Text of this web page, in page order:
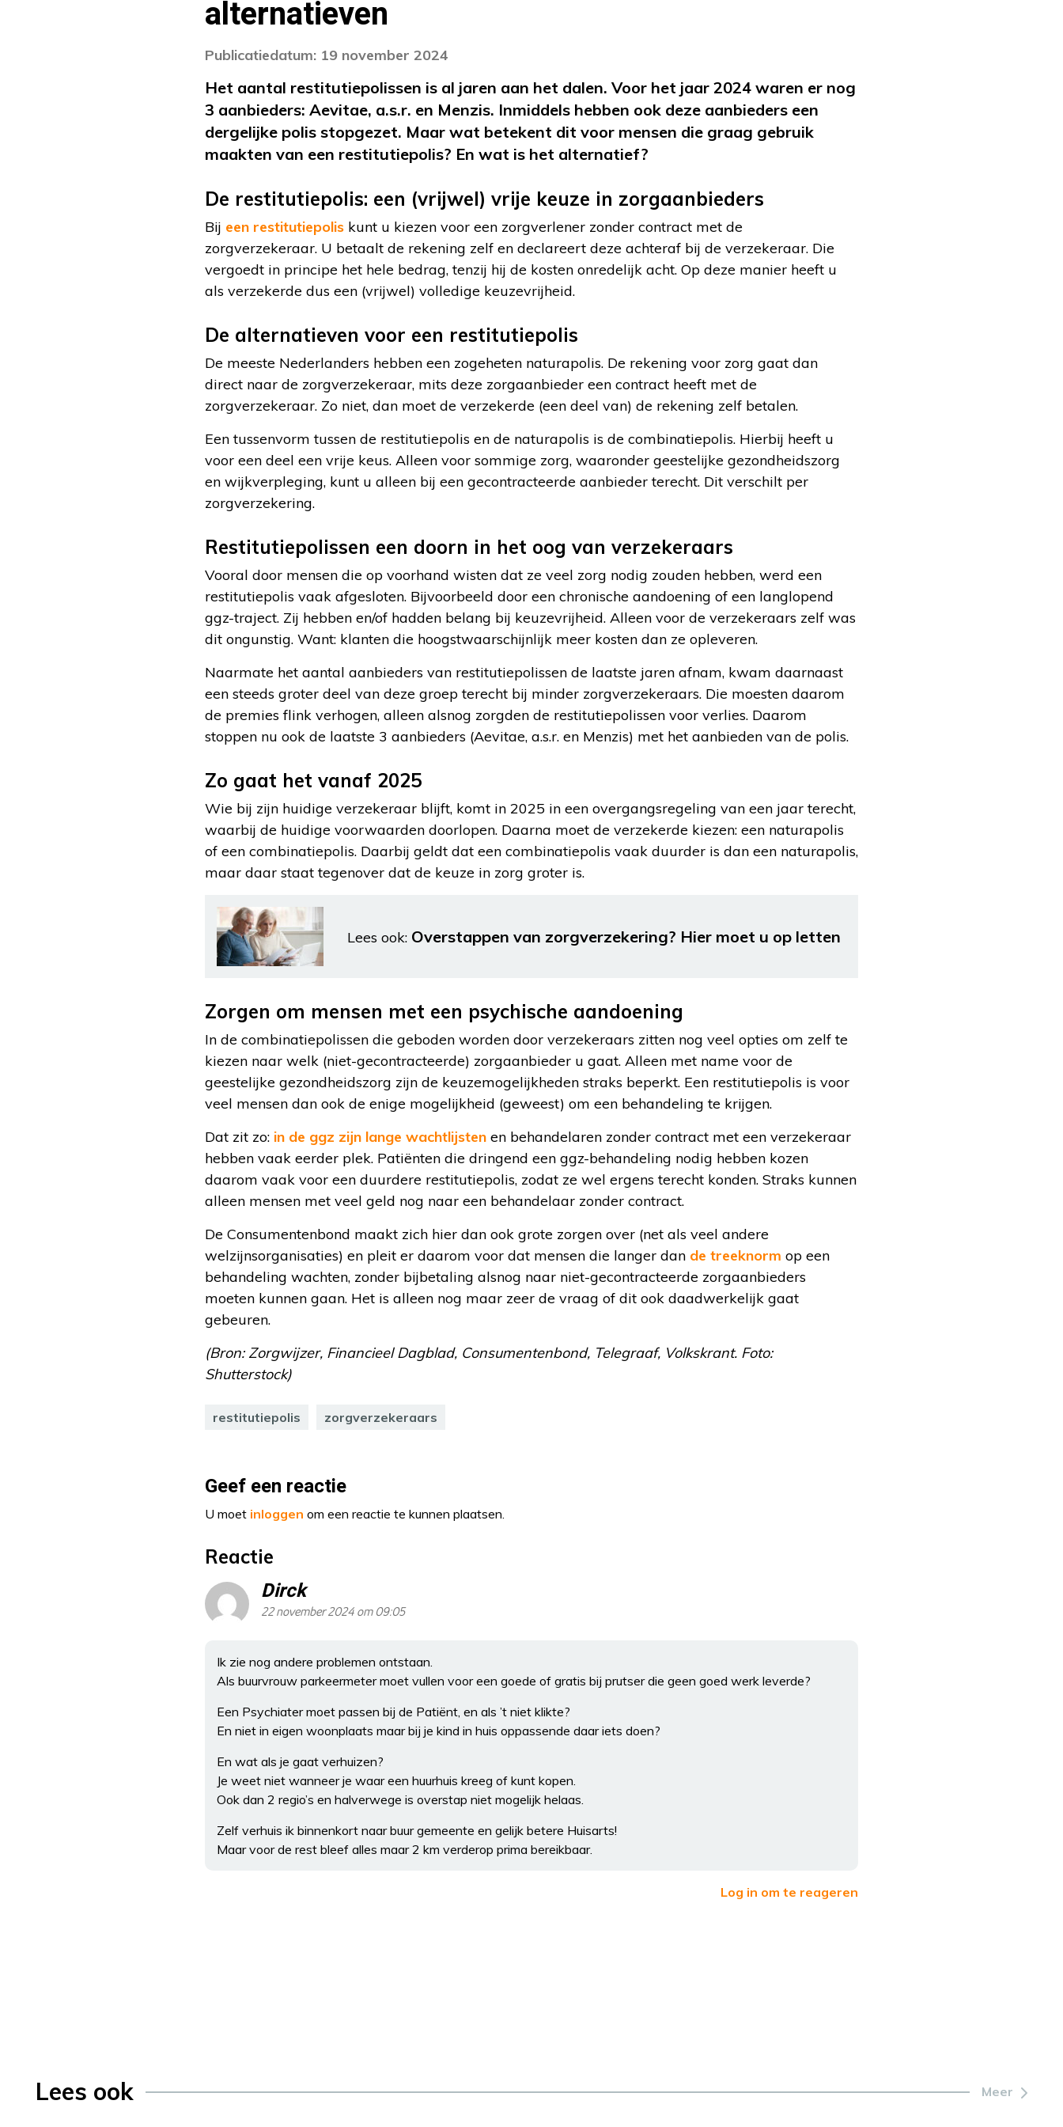
alternatieven
Publicatiedatum: 19 november 2024
Het aantal restitutiepolissen is al jaren aan het dalen. Voor het jaar 2024 waren er nog
3 aanbieders: Aevitae, a.s.r. en Menzis. Inmiddels hebben ook deze aanbieders een
dergelijke polis stopgezet. Maar wat betekent dit voor mensen die graag gebruik
maakten van een restitutiepolis? En wat is het alternatief?
De restitutiepolis: een (vrijwel) vrije keuze in zorgaanbieders
Bij een restitutiepolis kunt u kiezen voor een zorgverlener zonder contract met de
zorgverzekeraar. U betaalt de rekening zelf en declareert deze achteraf bij de verzekeraar. Die
vergoedt in principe het hele bedrag, tenzij hij de kosten onredelijk acht. Op deze manier heeft u
als verzekerde dus een (vrijwel) volledige keuzevrijheid.
De alternatieven voor een restitutiepolis
De meeste Nederlanders hebben een zogeheten naturapolis. De rekening voor zorg gaat dan
direct naar de zorgverzekeraar, mits deze zorgaanbieder een contract heeft met de
zorgverzekeraar. Zo niet, dan moet de verzekerde (een deel van) de rekening zelf betalen.
Een tussenvorm tussen de restitutiepolis en de naturapolis is de combinatiepolis. Hierbij heeft u
voor een deel een vrije keus. Alleen voor sommige zorg, waaronder geestelijke gezondheidszorg
en wijkverpleging, kunt u alleen bij een gecontracteerde aanbieder terecht. Dit verschilt per
zorgverzekering.
Restitutiepolissen een doorn in het oog van verzekeraars
Vooral door mensen die op voorhand wisten dat ze veel zorg nodig zouden hebben, werd een
restitutiepolis vaak afgesloten. Bijvoorbeeld door een chronische aandoening of een langlopend
ggz-traject. Zij hebben en/of hadden belang bij keuzevrijheid. Alleen voor de verzekeraars zelf was
dit ongunstig. Want: klanten die hoogstwaarschijnlijk meer kosten dan ze opleveren.
Naarmate het aantal aanbieders van restitutiepolissen de laatste jaren afnam, kwam daarnaast
een steeds groter deel van deze groep terecht bij minder zorgverzekeraars. Die moesten daarom
de premies flink verhogen, alleen alsnog zorgden de restitutiepolissen voor verlies. Daarom
stoppen nu ook de laatste 3 aanbieders (Aevitae, a.s.r. en Menzis) met het aanbieden van de polis.
Zo gaat het vanaf 2025
Wie bij zijn huidige verzekeraar blijft, komt in 2025 in een overgangsregeling van een jaar terecht,
waarbij de huidige voorwaarden doorlopen. Daarna moet de verzekerde kiezen: een naturapolis
of een combinatiepolis. Daarbij geldt dat een combinatiepolis vaak duurder is dan een naturapolis,
maar daar staat tegenover dat de keuze in zorg groter is.
Lees ook: Overstappen van zorgverzekering? Hier moet u op letten
Zorgen om mensen met een psychische aandoening
In de combinatiepolissen die geboden worden door verzekeraars zitten nog veel opties om zelf te
kiezen naar welk (niet-gecontracteerde) zorgaanbieder u gaat. Alleen met name voor de
geestelijke gezondheidszorg zijn de keuzemogelijkheden straks beperkt. Een restitutiepolis is voor
veel mensen dan ook de enige mogelijkheid (geweest) om een behandeling te krijgen.
Dat zit zo: in de ggz zijn lange wachtlijsten en behandelaren zonder contract met een verzekeraar
hebben vaak eerder plek. Patiënten die dringend een ggz-behandeling nodig hebben kozen
daarom vaak voor een duurdere restitutiepolis, zodat ze wel ergens terecht konden. Straks kunnen
alleen mensen met veel geld nog naar een behandelaar zonder contract.
De Consumentenbond maakt zich hier dan ook grote zorgen over (net als veel andere
welzijnsorganisaties) en pleit er daarom voor dat mensen die langer dan de treeknorm op een
behandeling wachten, zonder bijbetaling alsnog naar niet-gecontracteerde zorgaanbieders
moeten kunnen gaan. Het is alleen nog maar zeer de vraag of dit ook daadwerkelijk gaat
gebeuren.
(Bron: Zorgwijzer, Financieel Dagblad, Consumentenbond, Telegraaf, Volkskrant. Foto:
Shutterstock)
restitutiepolis zorgverzekeraars
Geef een reactie
U moet inloggen om een reactie te kunnen plaatsen.
Reactie
Dirck
22 november 2024 om 09:05
Ik zie nog andere problemen ontstaan.
Als buurvrouw parkeermeter moet vullen voor een goede of gratis bij prutser die geen goed werk leverde?
Een Psychiater moet passen bij de Patiënt, en als ’t niet klikte?
En niet in eigen woonplaats maar bij je kind in huis oppassende daar iets doen?
En wat als je gaat verhuizen?
Je weet niet wanneer je waar een huurhuis kreeg of kunt kopen.
Ook dan 2 regio’s en halverwege is overstap niet mogelijk helaas.
Zelf verhuis ik binnenkort naar buur gemeente en gelijk betere Huisarts!
Maar voor de rest bleef alles maar 2 km verderop prima bereikbaar.
Log in om te reageren
Lees ook Meer